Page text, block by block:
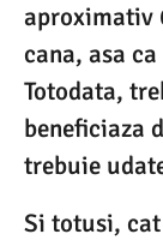
aproximativ
cana, asa
Totodata,
beneficiaza
trebuie
Si totusi,